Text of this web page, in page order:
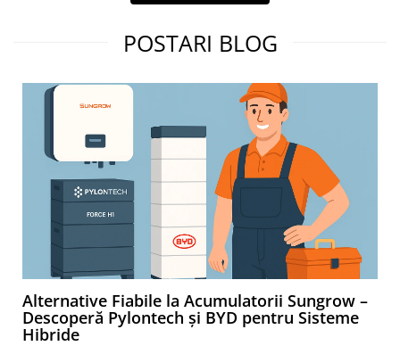
POSTARI BLOG
Alternative Fiabile la Acumulatorii Sungrow –
Descoperă Pylontech și BYD pentru Sisteme
Hibride